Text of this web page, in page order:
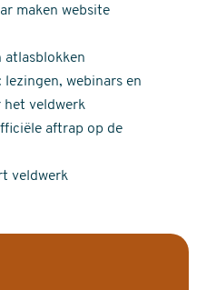
maken website
atlasblokken
webinars en
veldwerk
aftrap op de
veldwerk